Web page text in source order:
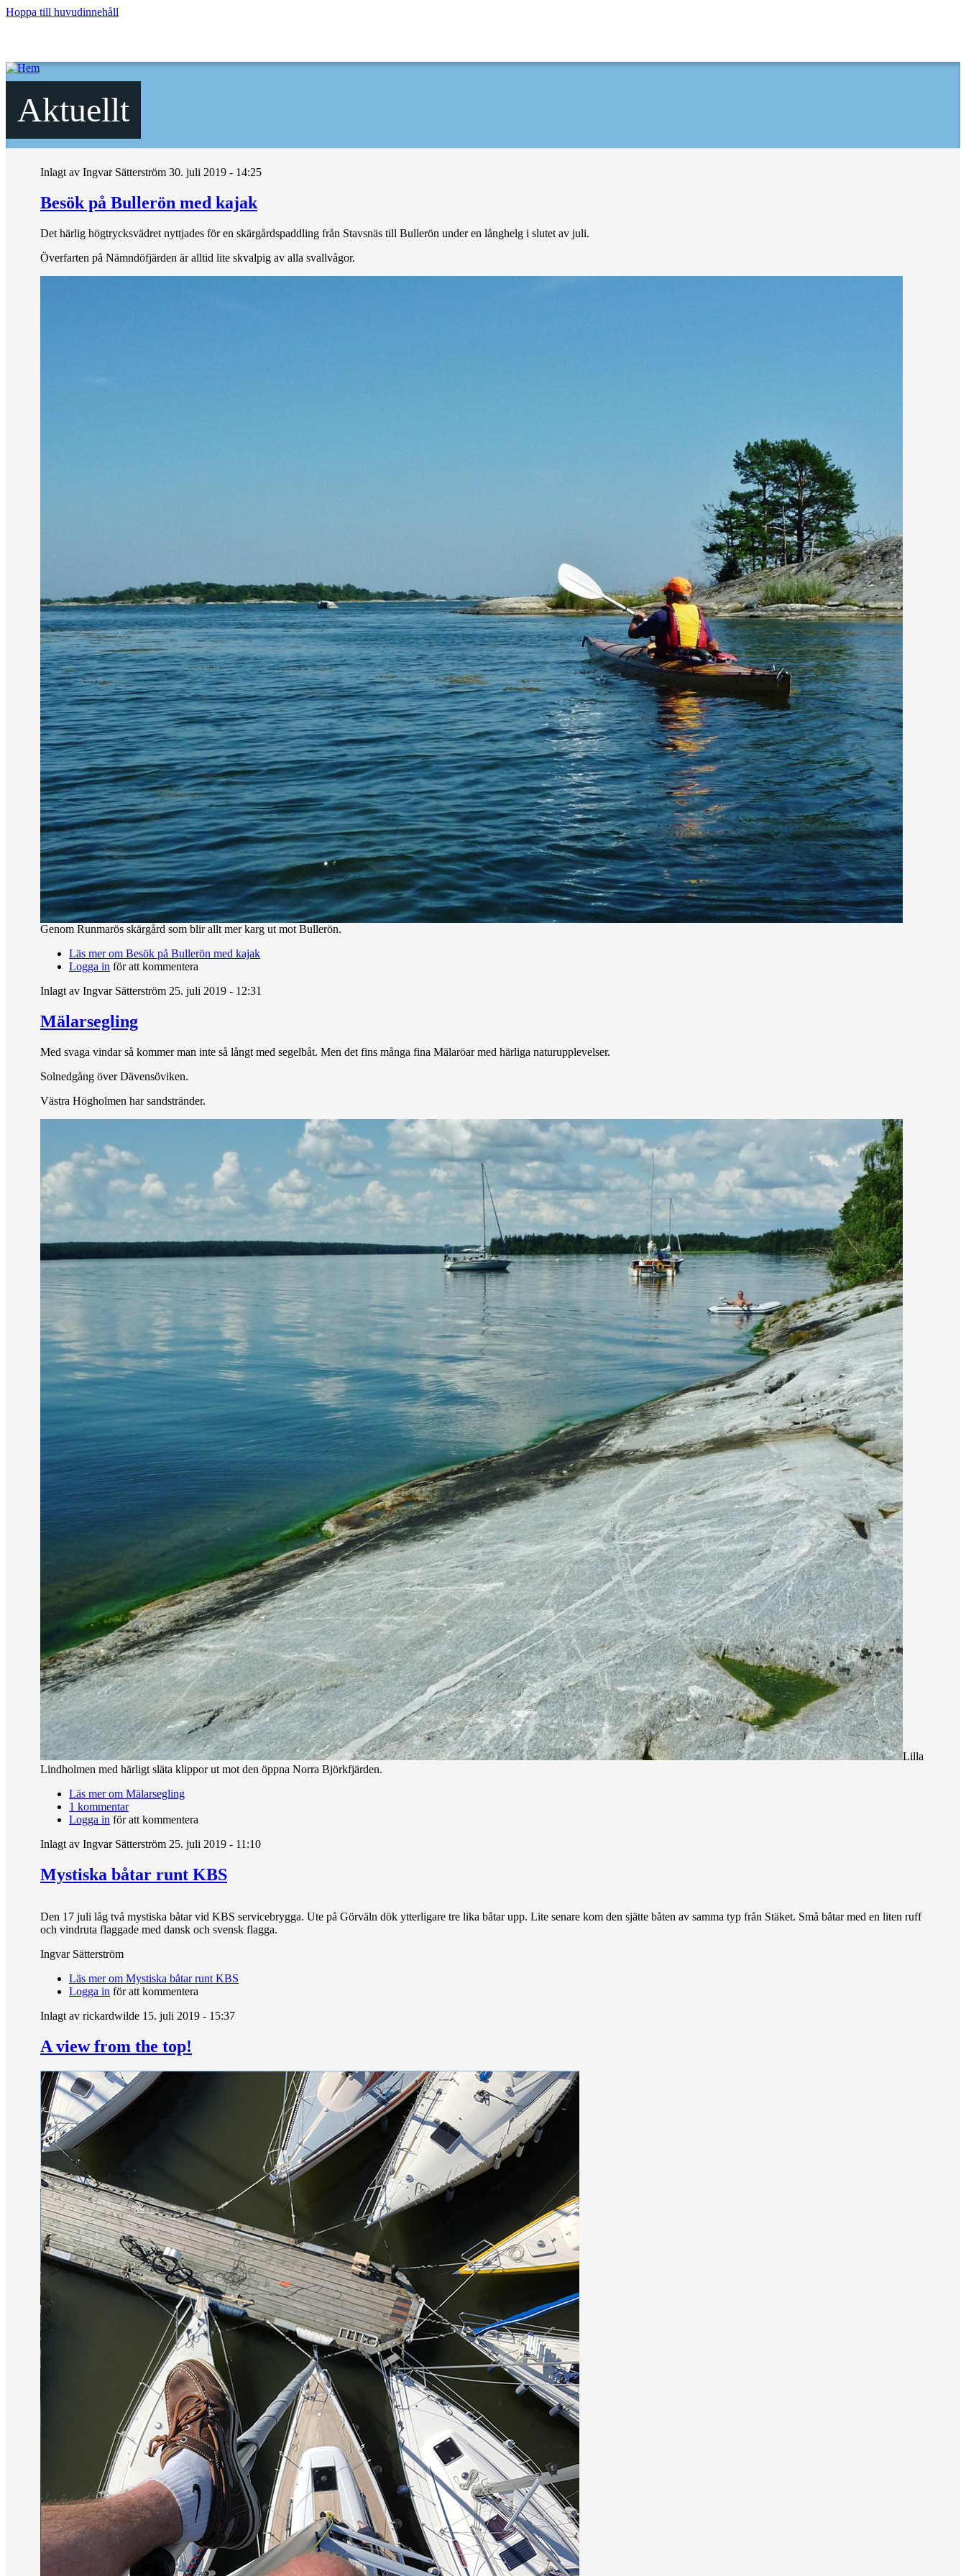
Hoppa till huvudinnehåll
Aktuellt
Inlagt av Ingvar Sätterström 30. juli 2019 - 14:25
Besök på Bullerön med kajak
Det härlig högtrycksvädret nyttjades för en skärgårdspaddling från Stavsnäs till Bullerön under en långhelg i slutet av juli.
Överfarten på Nämndöfjärden är alltid lite skvalpig av alla svallvågor.
Genom Runmarös skärgård som blir allt mer karg ut mot Bullerön.
Läs merom Besök på Bullerön med kajak
Logga in för att kommentera
Inlagt av Ingvar Sätterström 25. juli 2019 - 12:31
Mälarsegling
Med svaga vindar så kommer man inte så långt med segelbåt. Men det fins många fina Mälaröar med härliga naturupplevelser.
Solnedgång över Dävensöviken.
Västra Högholmen har sandstränder.
Lilla
Lindholmen med härligt släta klippor ut mot den öppna Norra Björkfjärden.
Läs merom Mälarsegling
1 kommentar
Logga in för att kommentera
Inlagt av Ingvar Sätterström 25. juli 2019 - 11:10
Mystiska båtar runt KBS
Den 17 juli låg två mystiska båtar vid KBS servicebrygga. Ute på Görväln dök ytterligare tre lika båtar upp. Lite senare kom den sjätte båten av samma typ från Stäket. Små båtar med en liten ruff
och vindruta flaggade med dansk och svensk flagga.
Ingvar Sätterström
Läs merom Mystiska båtar runt KBS
Logga in för att kommentera
Inlagt av rickardwilde 15. juli 2019 - 15:37
A view from the top!